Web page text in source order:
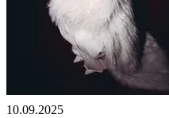
10.09.2025